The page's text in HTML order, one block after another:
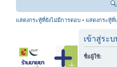
แสดงกระทู้ที่ยังไม่มีการตอบ • แสดงกระทู้ที่
เข้าสู่ระบ
ชื่อผู้ใช้: